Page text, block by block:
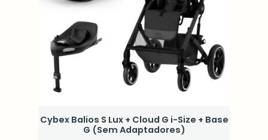
Cybex Balios S Lux + Cloud G i-Size + Base
G (Sem Adaptadores)